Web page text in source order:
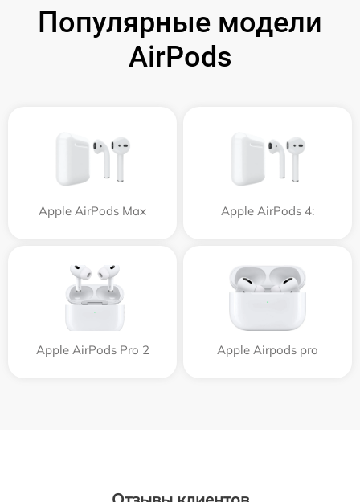
Популярные модели
AirPods
Apple AirPods Max Apple AirPods 4:
Apple AirPods Pro 2 Apple Airpods pro